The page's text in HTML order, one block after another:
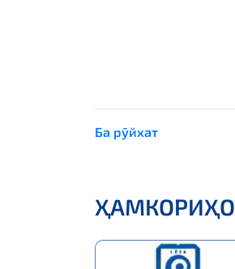
Ба рӯйхат
ҲАМКОРИҲО